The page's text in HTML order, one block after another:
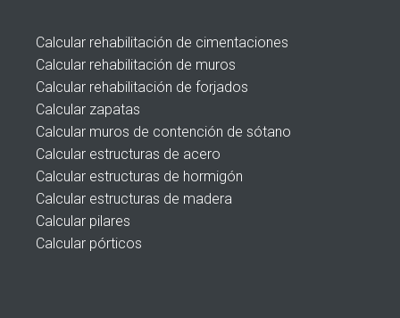
Calcular rehabilitación de cimentaciones
Calcular rehabilitación de muros
Calcular rehabilitación de forjados
Calcular zapatas
Calcular muros de contención de sótano
Calcular estructuras de acero
Calcular estructuras de hormigón
Calcular estructuras de madera
Calcular pilares
Calcular pórticos